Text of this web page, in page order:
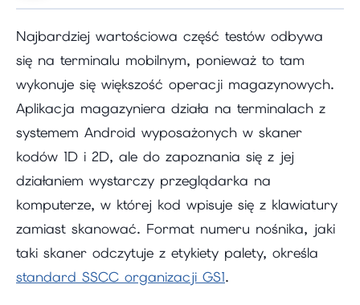
Najbardziej wartościowa część testów odbywa
się na terminalu mobilnym, ponieważ to tam
wykonuje się większość operacji magazynowych.
Aplikacja magazyniera działa na terminalach z
systemem Android wyposażonych w skaner
kodów 1D i 2D, ale do zapoznania się z jej
działaniem wystarczy przeglądarka na
komputerze, w której kod wpisuje się z klawiatury
zamiast skanować. Format numeru nośnika, jaki
taki skaner odczytuje z etykiety palety, określa
standard SSCC organizacji GS1.